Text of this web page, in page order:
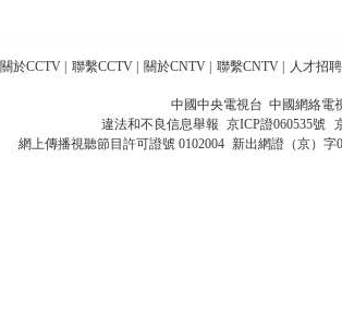
關於CCTV 聯繫CCTV 關於CNTV 聯繫CNTV 人才招聘
中國中央電視台 中國網絡電
違法和不良信息舉報 京ICP證060535號
網上傳播視聽節目許可證號 0102004 新出網證（京）